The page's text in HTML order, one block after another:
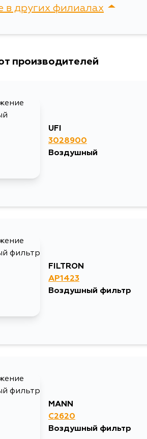
в других филиалах
производителей
UFI
3028900
Воздушный
FILTRON
AP1423
Воздушный фильтр
MANN
C2620
Воздушный фильтр